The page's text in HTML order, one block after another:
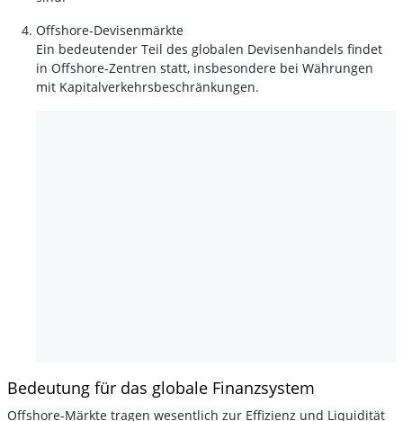
Offshore-Devisenmärkte
Ein bedeutender Teil des globalen Devisenhandels findet
in Offshore-Zentren statt, insbesondere bei Währungen
mit Kapitalverkehrsbeschränkungen.
Bedeutung für das globale Finanzsystem
Offshore-Märkte tragen wesentlich zur Effizienz und Liquidität